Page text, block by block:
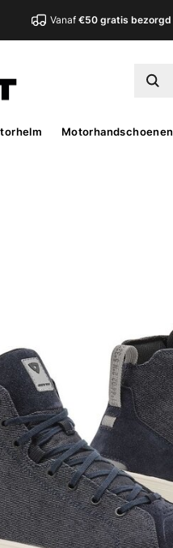
Vanaf €50 gratis bezorgd
Motorhandschoenen